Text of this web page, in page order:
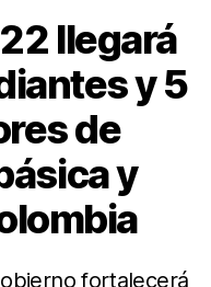
llegará
y 5
de
y
fortalecerá